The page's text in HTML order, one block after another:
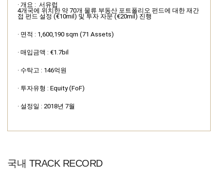
· 개요 : 서유럽
4개국에 위치한 약 70개 물류 부동산 포트폴리오 펀드에 대한 재간
접 펀드 설정 (€10mil) 및 투자 자문 (€20mil) 진행
· 면적 : 1,600,190 sqm (71 Assets)
· 매입금액 : €1.7bil
· 수탁고 : 146억원
· 투자유형 : Equity (FoF)
· 설정일 : 2018년 7월
국내 TRACK RECORD